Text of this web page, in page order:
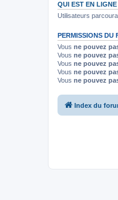
QUI EST EN LIGNE
Utilisateurs
PERMISSIONS DU
Vous ne pouvez
Vous ne pouvez
Vous ne pouvez
Vous ne pouvez
Vous ne pouvez
Index du